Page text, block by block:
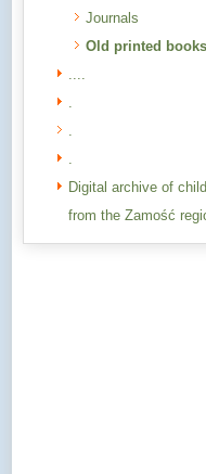
Journals
Old printed books
....
.
.
.
Digital archive of
from the Zamość